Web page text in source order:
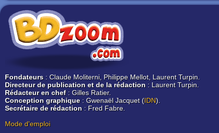
Fondateurs : Claude Moliterni, Philippe Mellot, Laurent Turpin.
Directeur de publication et de la rédaction : Laurent Turpin.
Rédacteur en chef: Gilles Ratier.
Conception graphique: Gwenaël Jacquet (IDN).
Secrétaire de rédaction : Fred Fabre.
Mode d'emploi